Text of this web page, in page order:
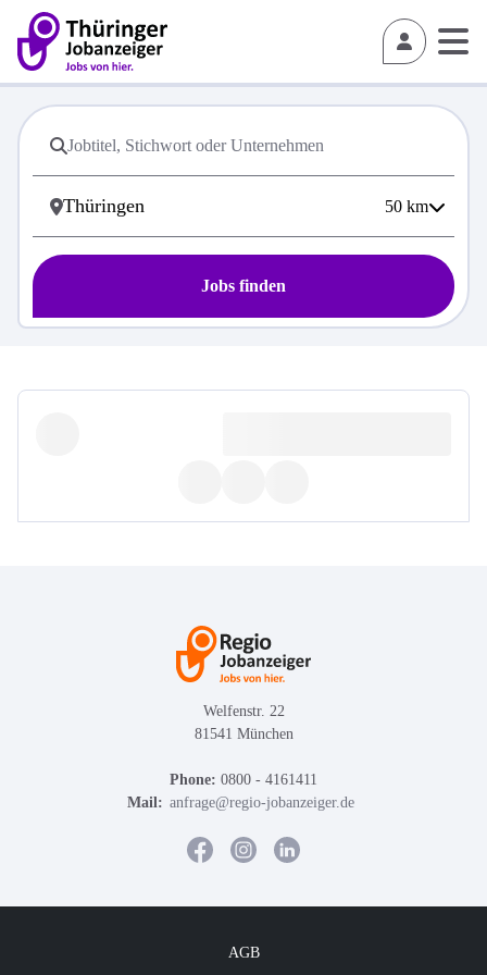
50 km
Jobs finden
Welfenstr. 22
81541 München
Phone: 0800 - 4161411
Mail: anfrage@regio-jobanzeiger.de
AGB